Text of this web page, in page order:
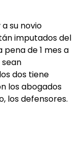
su novio
imputados del
de 1 mes a
dos tiene
los abogados
los defensores.